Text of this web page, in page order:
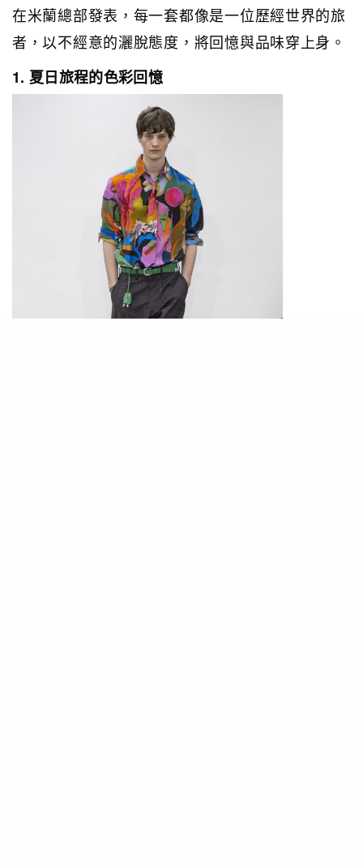
在米蘭總部發表，每一套都像是一位歷經世界的旅
者，以不經意的灑脫態度，將回憶與品味穿上身。
1. 夏日旅程的色彩回憶